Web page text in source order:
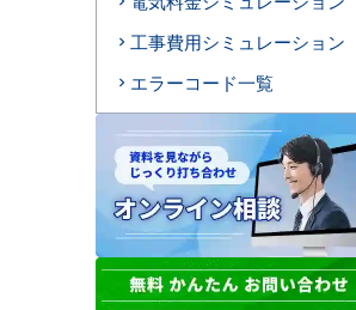
工事費用シミュレーション
エラーコード一覧